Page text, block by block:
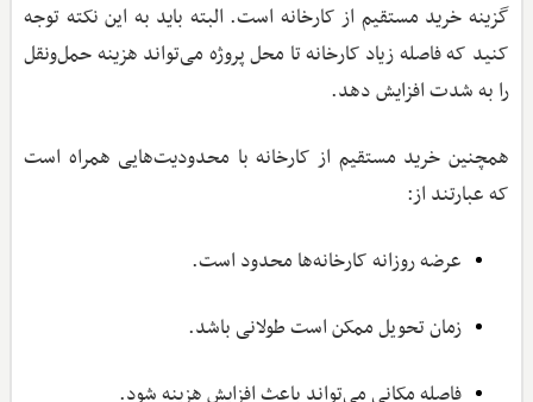
گزینه خرید مستقیم از کارخانه است. البته باید به این نکته توجه
کنید که فاصله زیاد کارخانه تا محل پروژه می‌تواند هزینه حمل‌ونقل
را به شدت افزایش دهد.
همچنین خرید مستقیم از کارخانه با محدودیت‌هایی همراه است
که عبارتند از:
عرضه روزانه کارخانه‌ها محدود است.
زمان تحویل ممکن است طولانی باشد.